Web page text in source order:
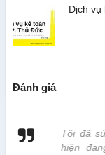
Dịch vụ
Đánh giá
Tôi đã
hiện